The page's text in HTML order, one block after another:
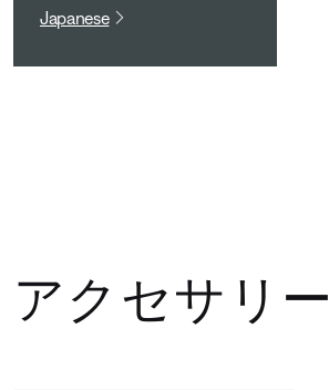
Japanese
アクセサリー